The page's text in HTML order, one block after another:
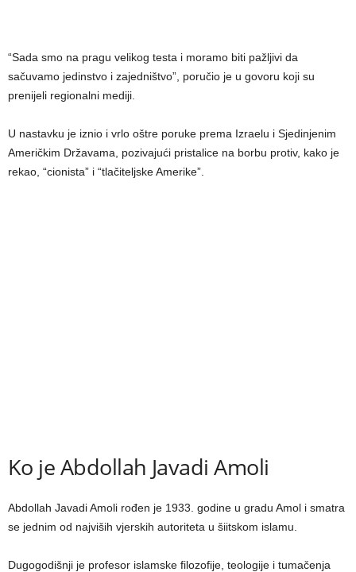
“Sada smo na pragu velikog testa i moramo biti pažljivi da
sačuvamo jedinstvo i zajedništvo”, poručio je u govoru koji su
prenijeli regionalni mediji.
U nastavku je iznio i vrlo oštre poruke prema Izraelu i Sjedinjenim
Američkim Državama, pozivajući pristalice na borbu protiv, kako je
rekao, “cionista” i “tlačiteljske Amerike”.
Ko je Abdollah Javadi Amoli
Abdollah Javadi Amoli rođen je 1933. godine u gradu Amol i smatra
se jednim od najviših vjerskih autoriteta u šiitskom islamu.
Dugogodišnji je profesor islamske filozofije, teologije i tumačenja